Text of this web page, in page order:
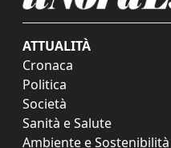
ATTUALITÀ
Cronaca
Politica
Società
Sanità e Salute
Ambiente e Sostenibilità